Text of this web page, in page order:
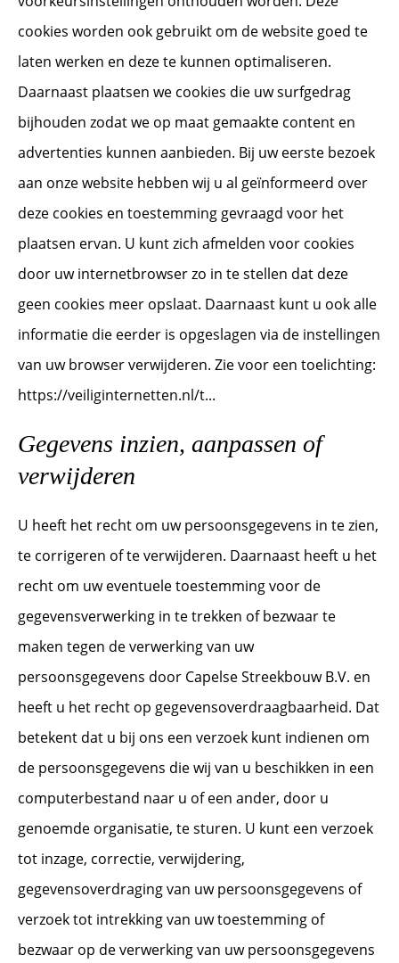
cookies worden ook gebruikt om de website goed te
laten werken en deze te kunnen optimaliseren.
Daarnaast plaatsen we cookies die uw surfgedrag
bijhouden zodat we op maat gemaakte content en
advertenties kunnen aanbieden. Bij uw eerste bezoek
aan onze website hebben wij u al geïnformeerd over
deze cookies en toestemming gevraagd voor het
plaatsen ervan. U kunt zich afmelden voor cookies
door uw internetbrowser zo in te stellen dat deze
geen cookies meer opslaat. Daarnaast kunt u ook alle
informatie die eerder is opgeslagen via de instellingen
van uw browser verwijderen. Zie voor een toelichting:
https://veiliginternetten.nl/t...
Gegevens inzien, aanpassen of
verwijderen
U heeft het recht om uw persoonsgegevens in te zien,
te corrigeren of te verwijderen. Daarnaast heeft u het
recht om uw eventuele toestemming voor de
gegevensverwerking in te trekken of bezwaar te
maken tegen de verwerking van uw
persoonsgegevens door Capelse Streekbouw B.V. en
heeft u het recht op gegevensoverdraagbaarheid. Dat
betekent dat u bij ons een verzoek kunt indienen om
de persoonsgegevens die wij van u beschikken in een
computerbestand naar u of een ander, door u
genoemde organisatie, te sturen. U kunt een verzoek
tot inzage, correctie, verwijdering,
gegevensoverdraging van uw persoonsgegevens of
verzoek tot intrekking van uw toestemming of
bezwaar op de verwerking van uw persoonsgegevens